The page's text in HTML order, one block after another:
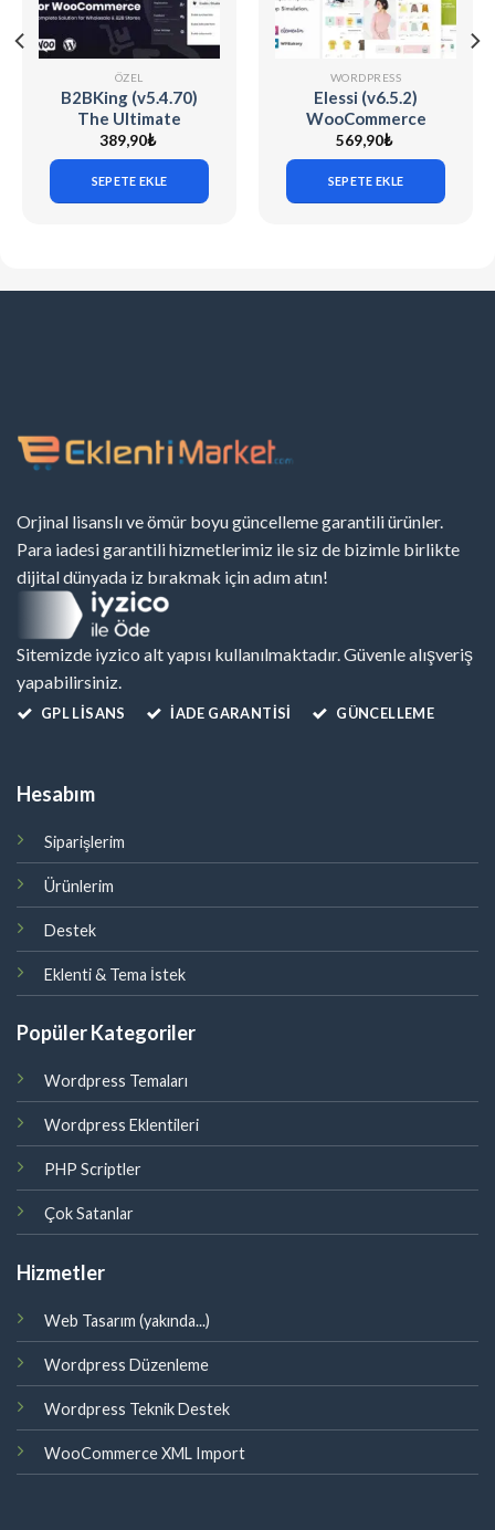
ÖZEL
B2BKing (v5.4.70)
The Ultimate
WooCommerce B2B
& Wholesale Plugin
389,90₺
SEPETE EKLE
WORDPRESS
Elessi (v6.5.2)
WooCommerce
AJAX WP Theme
569,90₺
SEPETE EKLE
Orjinal lisanslı ve ömür boyu güncelleme garantili ürünler.
Para iadesi garantili hizmetlerimiz ile siz de bizimle birlikte
dijital dünyada iz bırakmak için adım atın!
Sitemizde iyzico alt yapısı kullanılmaktadır. Güvenle alışveriş
yapabilirsiniz.
GPL LISANS İADE GARANTİSİ GÜNCELLEME
Hesabım
Siparişlerim
Ürünlerim
Destek
Eklenti & Tema İstek
Popüler Kategoriler
Wordpress Temaları
Wordpress Eklentileri
PHP Scriptler
Çok Satanlar
Hizmetler
Web Tasarım (yakında...)
Wordpress Düzenleme
Wordpress Teknik Destek
WooCommerce XML Import